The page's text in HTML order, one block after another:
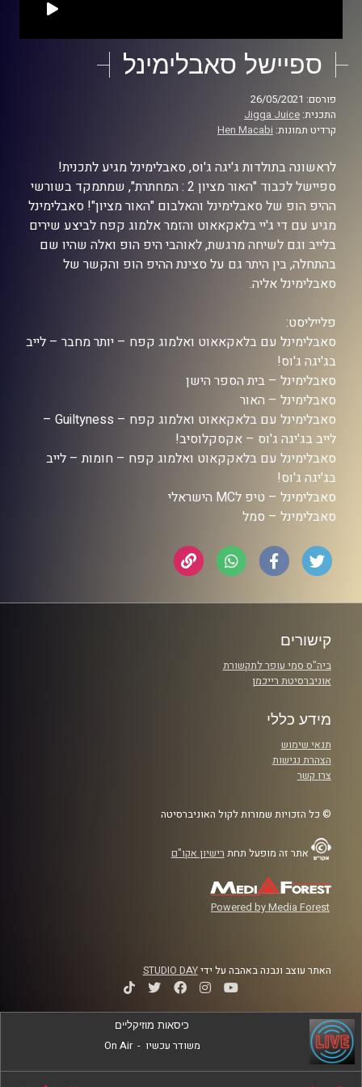
ספיישל סאבלימינל
פורסם: 26/05/2021
התכנית: Jigga Juice
קרדיט תמונות: Hen Macabi
לראשונה בתולדות ג'יגה ג'וס, סאבלימינל מגיע לתכנית!
ספיישל לכבוד "האור מציון 2 : המחתרת", שמתמקד בשורשי
ההיפ הופ של סאבלימינל והאלבום "האור מציון"! סאבלימינל
מגיע עם די ג'יי בלאקאאוט והזמר אלמוג קפח לביצע שירים
בלייב וגם לשיחה מרגשת, לאוהבי היפ הופ ואלה שהיו שם
בהתחלה, בין היתר גם על סצינת ההיפ הופ והקשר של
סאבלימינל אליה.
פלייליסט:
סאבלימינל עם בלאקאאוט ואלמוג קפח – יותר מחבר – לייב
בג'יגה ג'וס!
סאבלימינל – בית הספר הישן
סאבלימינל – האור
סאבלימינל עם בלאקאאוט ואלמוג קפח – Guiltyness –
לייב בג'יגה ג'וס – אקסקלוסיב!
סאבלימינל עם בלאקקאוט ואלמוג קפח – חומות – לייב
בג'יגה ג'וס!
סאבלימינל – טיפ לMC הישראלי
סאבלימינל – סמל
קישורים
ביה"ס סמי עופר לתקשורת
אוניברסיטת רייכמן
מידע כללי
תנאי שימוש
הצהרת נגישות
צרו קשר
© כל הזכויות שמורות לקול האוניברסיטה
אתר זה מופעל תחת רישיון אקו"ם
Powered by Media Forest
האתר עוצב ונבנה באהבה על ידיSTUDIO DAY
כיסאות מוזיקליים
משודר עכשיו -
On Air